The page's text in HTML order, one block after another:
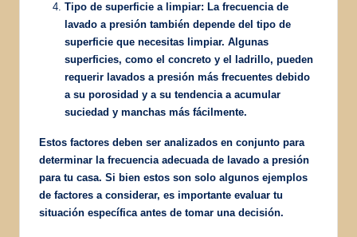
Tipo de superficie a limpiar: La frecuencia de
lavado a presión también depende del tipo de
superficie que necesitas limpiar. Algunas
superficies, como el concreto y el ladrillo, pueden
requerir lavados a presión más frecuentes debido
a su porosidad y a su tendencia a acumular
suciedad y manchas más fácilmente.
Estos factores deben ser analizados en conjunto para
determinar la frecuencia adecuada de lavado a presión
para tu casa. Si bien estos son solo algunos ejemplos
de factores a considerar, es importante evaluar tu
situación específica antes de tomar una decisión.